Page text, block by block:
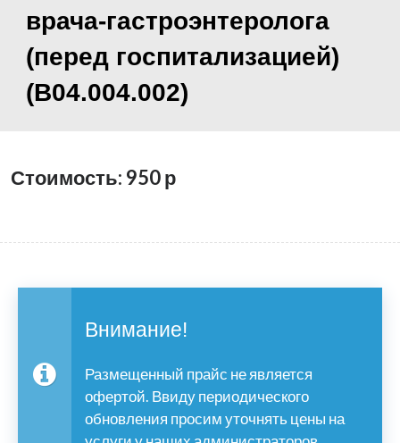
врача-гастроэнтеролога
(перед госпитализацией)
(B04.004.002)
Стоимость: 950р
Внимание!
Размещенный прайс не является
офертой. Ввиду периодического
обновления просим уточнять цены на